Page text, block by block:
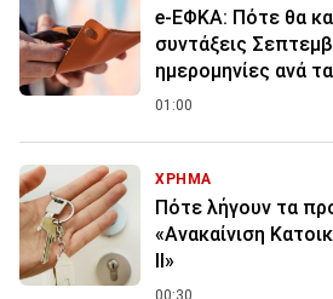
e-ΕΦΚΑ: Πότε θα
συντάξεις
ημερομηνίες ανά
01:00
ΧΡΗΜΑ
Πότε λήγουν τα
«Ανακαίνιση
ΙΙ»
00:30